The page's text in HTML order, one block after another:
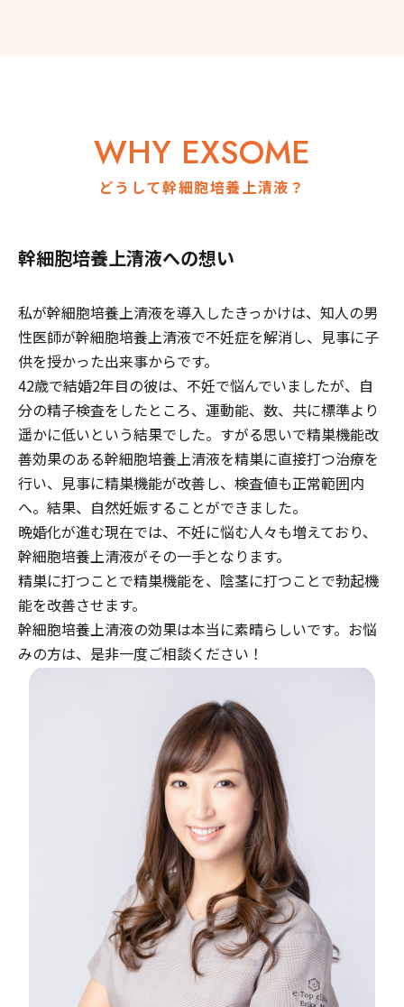
WHY EXSOME
どうして幹細胞培養上清液？
幹細胞培養上清液への想い
私が幹細胞培養上清液を導入したきっかけは、知人の男
性医師が幹細胞培養上清液で不妊症を解消し、見事に子
供を授かった出来事からです。
42歳で結婚2年目の彼は、不妊で悩んでいましたが、自
分の精子検査をしたところ、運動能、数、共に標準より
遥かに低いという結果でした。すがる思いで精巣機能改
善効果のある幹細胞培養上清液を精巣に直接打つ治療を
行い、見事に精巣機能が改善し、検査値も正常範囲内
へ。結果、自然妊娠することができました。
晩婚化が進む現在では、不妊に悩む人々も増えており、
幹細胞培養上清液がその一手となります。
精巣に打つことで精巣機能を、陰茎に打つことで勃起機
能を改善させます。
幹細胞培養上清液の効果は本当に素晴らしいです。お悩
みの方は、是非一度ご相談ください！